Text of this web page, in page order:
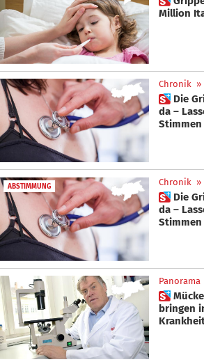
Million
Chronik »
 Die Grippesaison ist wieder
da –
Stimmen
ABSTIMMUNG Chronik »
 Die Grippesaison ist wieder
da –
Stimmen
Panorama
 Mücken und Zecken
bringen